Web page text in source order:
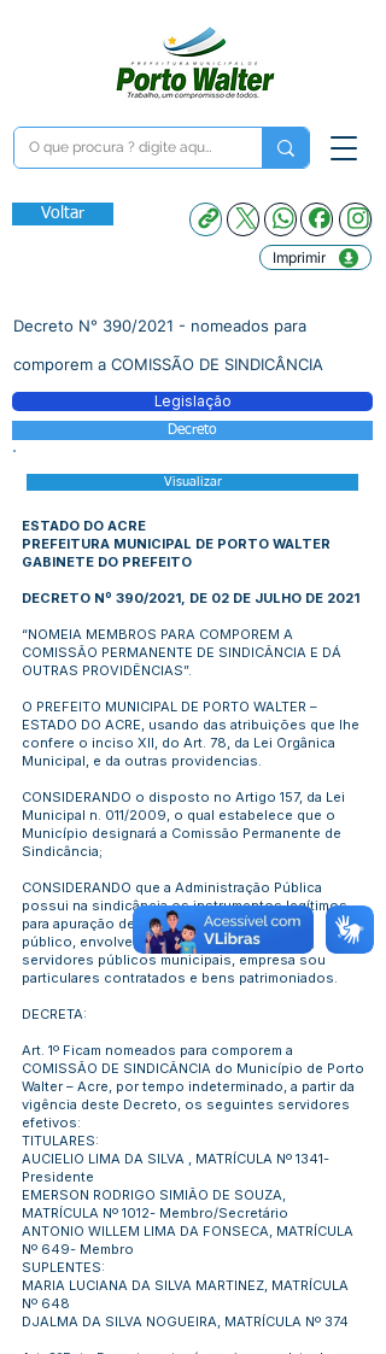
Voltar
Imprimir
Decreto N° 390/2021 - nomeados para
comporem a COMISSÃO DE SINDICÂNCIA
Legislação
Decreto
Visualizar
ESTADO DO ACRE
PREFEITURA MUNICIPAL DE PORTO WALTER
GABINETE DO PREFEITO
DECRETO Nº 390/2021, DE 02 DE JULHO DE 2021
“NOMEIA MEMBROS PARA COMPOREM A
COMISSÃO PERMANENTE DE SINDICÂNCIA E DÁ
OUTRAS PROVIDÊNCIAS”.
O PREFEITO MUNICIPAL DE PORTO WALTER –
ESTADO DO ACRE, usando das atribuições que lhe
confere o inciso XII, do Art. 78, da Lei Orgânica
Municipal, e da outras providencias.
CONSIDERANDO o disposto no Artigo 157, da Lei
Municipal n. 011/2009, o qual estabelece que o
Município designará a Comissão Permanente de
Sindicância;
CONSIDERANDO que a Administração Pública
possui na sindicância os instrumentos legítimos
para apuração de irregularidades no service
público, envolvendo a Administração Direta,
servidores públicos municipais, empresa sou
particulares contratados e bens patrimoniados.
DECRETA:
Art. 1º Ficam nomeados para comporem a
COMISSÃO DE SINDICÂNCIA do Município de Porto
Walter – Acre, por tempo indeterminado, a partir da
vigência deste Decreto, os seguintes servidores
efetivos:
TITULARES:
AUCIELIO LIMA DA SILVA , MATRÍCULA Nº 1341-
Presidente
EMERSON RODRIGO SIMIÃO DE SOUZA,
MATRÍCULA Nº 1012- Membro/Secretário
ANTONIO WILLEM LIMA DA FONSECA, MATRÍCULA
Nº 649- Membro
SUPLENTES:
MARIA LUCIANA DA SILVA MARTINEZ, MATRÍCULA
Nº 648
DJALMA DA SILVA NOGUEIRA, MATRÍCULA Nº 374